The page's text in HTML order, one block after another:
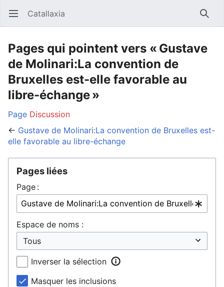
Ouvrir le menu principal Catallaxia
Pages qui pointent vers « Gustave
de Molinari:La convention de
Bruxelles est-elle favorable au
libre-échange »
Page Discussion
← Gustave de Molinari:La convention de Bruxelles est-
elle favorable au libre-échange
Pages liées
Page :
Espace de noms :
Inverser la sélection
Masquer les inclusions